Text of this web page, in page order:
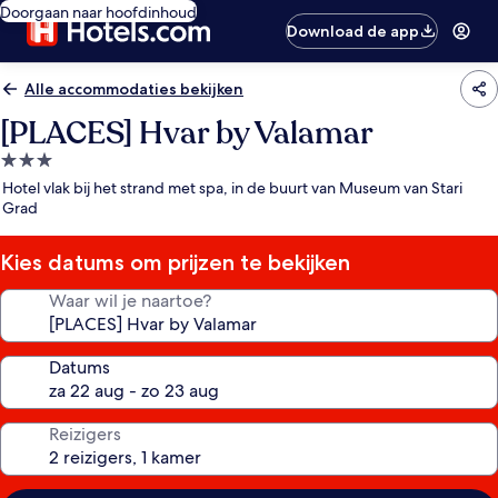
Doorgaan naar hoofdinhoud
Download de app
Alle accommodaties bekijken
[PLACES] Hvar by Valamar
3.0-
sterrenaccommodatie
Hotel vlak bij het strand met spa, in de buurt van Museum van Stari
Grad
Kies datums om prijzen te bekijken
Waar wil je naartoe?
Datums
Reizigers